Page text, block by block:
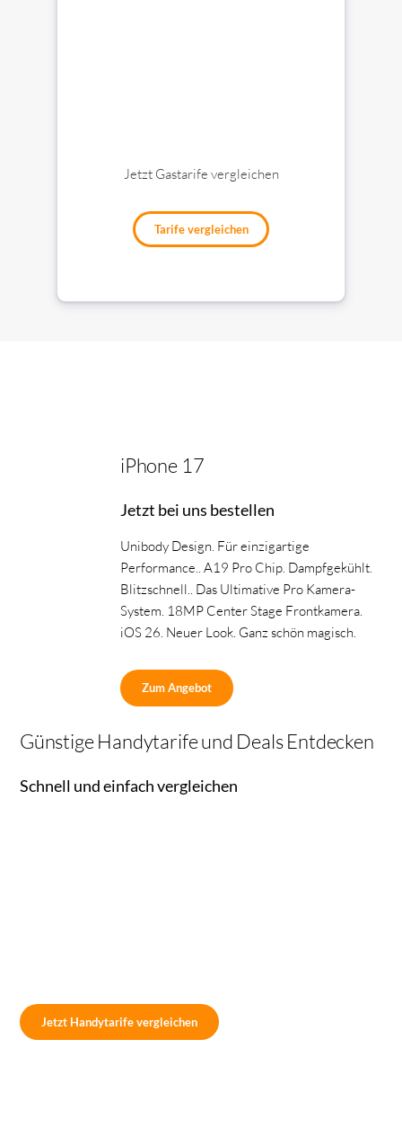
Jetzt Gastarife vergleichen
Tarife vergleichen
iPhone 17
Jetzt bei uns bestellen
Unibody Design. Für einzigartige
Performance.. A19 Pro Chip. Dampfgekühlt.
Blitzschnell.. Das Ultimative Pro Kamera-
System. 18MP Center Stage Frontkamera.
iOS 26. Neuer Look. Ganz schön magisch.
Zum Angebot
Günstige Handytarife und Deals Entdecken
Schnell und einfach vergleichen
Jetzt Handytarife vergleichen